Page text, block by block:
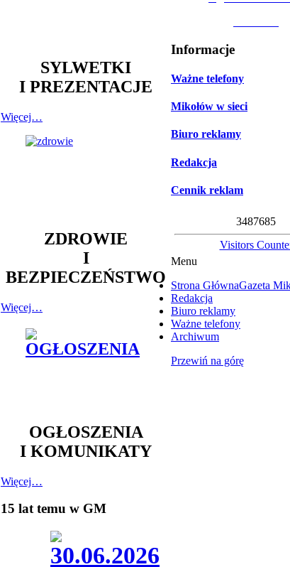
SYLWETKI
I PREZENTACJE
Więcej…
ZDROWIE
I
BEZPIECZEŃSTWO
Więcej…
OGŁOSZENIA
I KOMUNIKATY
Więcej…
15 lat temu w GM
Informacje
Ważne telefony
Mikołów w sieci
Biuro reklamy
Redakcja
Cennik reklam
3487685
Visitors
Menu
Strona GłównaGazeta
Redakcja
Biuro reklamy
Ważne telefony
Archiwum
Przewiń na górę